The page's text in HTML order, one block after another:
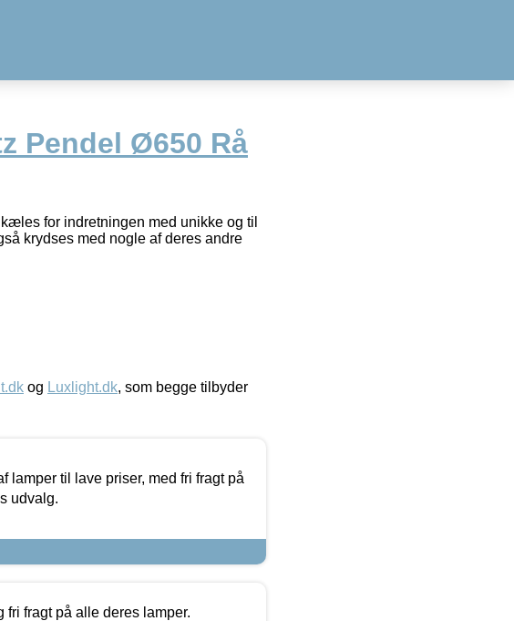
Pendel Ø650 Rå
for indretningen med unikke og til
krydses med nogle af deres andre
og Luxlight.dk, som begge tilbyder
lamper til lave priser, med fri fragt på
udvalg.
fri fragt på alle deres lamper.